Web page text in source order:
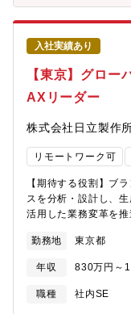
タメ分野の視聴体験
事業に挑戦できます
の提案で事業を動か
る風土です。【同社
定した経営と世界的
ー、カメラ、半導体
市場に依存せず、グ
最先端技術への研究
や業界動向にも柔軟
に、環境保全や持続
して働ける職場環境
のもと、環境・人権
グカンパニー」とし
設計 等）(2)顧客デー
ート率・LTV向上を
接客改善、体験設計
推進(6)施策効果の分
ァン化まで、顧客と
す。【この仕事の魅
トに貢献できる・数
計・成長ブランドの
る・ブランド部門と
「配信するだけの
CRM責任者・EC事
任者・事業PLに関わ
入社実績あり
【東京】グロー
AXリーダー
株式会社日立製作
リモートワーク可
【期待する役割】ブ
スを分析・設計し、
活用した業務変革を
善にも取り組んでい
務（経理・調達・総
し、生成AI／AIエー
実装を推進する。・
勤務地 東京都
年収 830万円～
職種
社内SE